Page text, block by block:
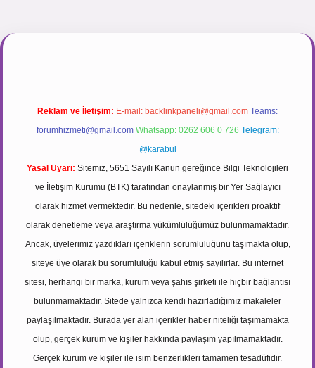
Reklam ve İletişim: E-mail: backlinkpaneli@gmail.com Teams:
forumhizmeti@gmail.com Whatsapp: 0262 606 0 726 Telegram:
@karabul
Yasal Uyarı: Sitemiz, 5651 Sayılı Kanun gereğince Bilgi Teknolojileri
ve İletişim Kurumu (BTK) tarafından onaylanmış bir Yer Sağlayıcı
olarak hizmet vermektedir. Bu nedenle, sitedeki içerikleri proaktif
olarak denetleme veya araştırma yükümlülüğümüz bulunmamaktadır.
Ancak, üyelerimiz yazdıkları içeriklerin sorumluluğunu taşımakta olup,
siteye üye olarak bu sorumluluğu kabul etmiş sayılırlar. Bu internet
sitesi, herhangi bir marka, kurum veya şahıs şirketi ile hiçbir bağlantısı
bulunmamaktadır. Sitede yalnızca kendi hazırladığımız makaleler
paylaşılmaktadır. Burada yer alan içerikler haber niteliği taşımamakta
olup, gerçek kurum ve kişiler hakkında paylaşım yapılmamaktadır.
Gerçek kurum ve kişiler ile isim benzerlikleri tamamen tesadüfidir.